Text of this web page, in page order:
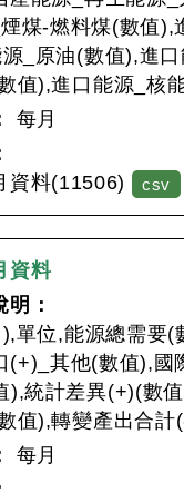
煤-燃料煤(數值),
_原油(數值),進
值),進口能源_核
每月
資料(11506)
csv
資料
明：
),單位,能源總需要
(+)_其他(數值),
),統計差異(+)(數
值),轉變產出合
每月